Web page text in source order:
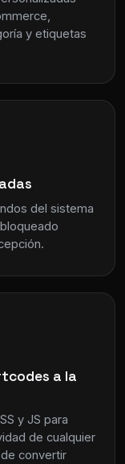
y etiquetas
del sistema
a la
y JS para
de cualquier
convertir